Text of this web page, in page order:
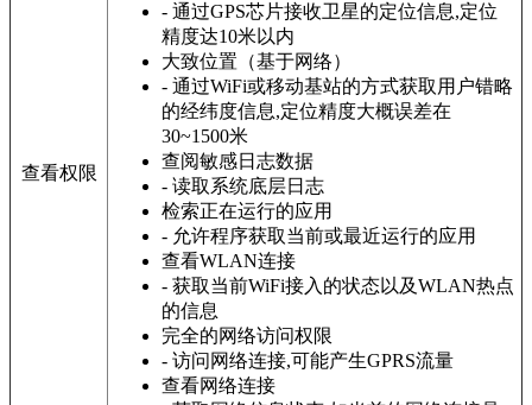
查看权限
- 通过GPS芯片接收卫星的定位信息,定位
精度达10米以内
大致位置（基于网络）
- 通过WiFi或移动基站的方式获取用户错略
的经纬度信息,定位精度大概误差在
30~1500米
查阅敏感日志数据
- 读取系统底层日志
检索正在运行的应用
- 允许程序获取当前或最近运行的应用
查看WLAN连接
- 获取当前WiFi接入的状态以及WLAN热点
的信息
完全的网络访问权限
- 访问网络连接,可能产生GPRS流量
查看网络连接